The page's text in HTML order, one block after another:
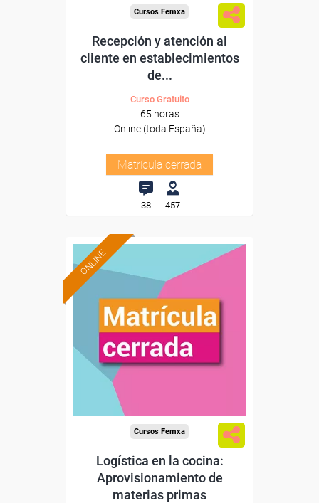
Cursos Femxa
Recepción y atención al
cliente en establecimientos
de...
Curso Gratuito
65 horas
Online (toda España)
Matrícula cerrada
38 457
ONLINE
Cursos Femxa
Logística en la cocina:
Aprovisionamiento de
materias primas